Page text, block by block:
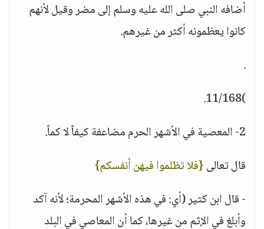
أضافه النبي صلى الله عليه وسلم إلى مضر وقيل لأنهم
كانوا يعظمونه أكثر من غيرهم.
.
)11/168.
2- المعصية في الأشهر الحرم مضاعفة كيفاً لا كماً.
قال تعالى{فلا تظلموا فيهن أنفسكم}
- قال ابن كثير (أي: في هذه الأشهر المحرمة؛ لأنه آكد
وأبلغ في الإثم من غيرها، كما أن المعاصي في البلد